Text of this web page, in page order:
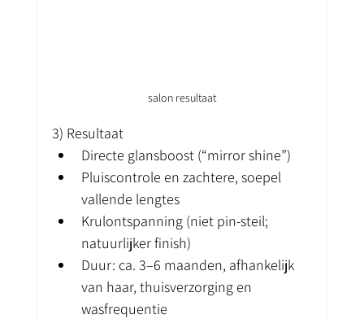
salon resultaat
3) Resultaat
Directe glansboost (“mirror shine”)
Pluiscontrole en zachtere, soepel
vallende lengtes
Krulontspanning (niet pin-steil;
natuurlijker finish)
Duur: ca. 3–6 maanden, afhankelijk
van haar, thuisverzorging en
wasfrequentie